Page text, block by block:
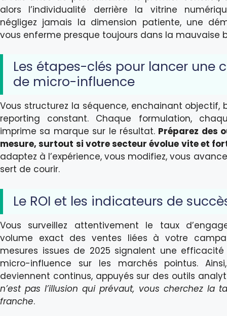
alors l’individualité derrière la vitrine
négligez jamais la dimension patiente, une
vous enferme presque toujours dans la mauvaise
Les étapes-clés pour lancer une
de micro-influence
Vous structurez la séquence, enchainant objectif,
reporting constant. Chaque formulation,
imprime sa marque sur le résultat. Préparez des
mesure, surtout si votre secteur évolue vite et
adaptez à l’expérience, vous modifiez, vous
sert de courir.
Le ROI et les indicateurs de
Vous surveillez attentivement le taux
volume exact des ventes liées à votre
mesures issues de 2025 signalent une
micro-influence sur les marchés pointus.
deviennent continus, appuyés sur des outils
n’est pas l’illusion qui prévaut, vous cherchez la
franche.